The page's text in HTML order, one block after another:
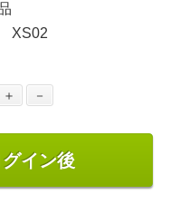
XS02
＋ －
イン後